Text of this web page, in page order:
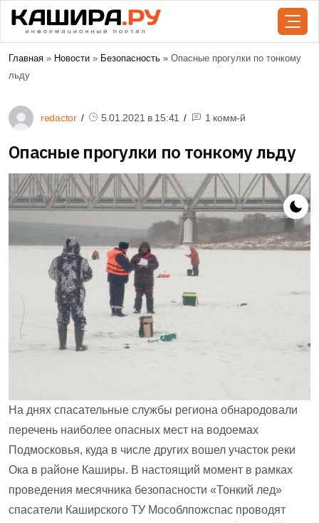
Главная » Новости » Безопасность » Опасные прогулки по тонкому
льду
redactor 5.01.2021 в 15:41 1 комм-й
Опасные прогулки по тонкому льду
На днях спасательные службы региона обнародовали
перечень наиболее опасных мест на водоемах
Подмосковья, куда в числе других вошел участок реки
Ока в районе Каширы. В настоящий момент в рамках
проведения месячника безопасности «Тонкий лед»
спасатели Каширского ТУ Мособлпожспас проводят